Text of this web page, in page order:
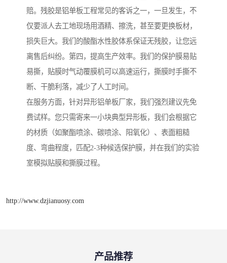
赔。残胶是铝单板工程常见的客诉之一，一旦发生，不
仅要派人去工地现场用酒精、擦洗，甚至要更换板材，
损失巨大。我们的酸酯水性胶体系保证无残胶，让您远
离售后纠纷。第四，提高生产效率。我们的保护膜易贴
易撕，贴膜时气动覆膜机可以高速运行，撕膜时手撕不
断、干脆利落，减少了人工时间。
在服务方面，针对异形铝单板厂家，我们强烈建议先免
费试样。您只需寄来一小块典型异形板，我们会根据它
的材质（如聚酯喷涂、碳喷涂、阳氧化）、表面粗糙
度、弯曲程度，匹配2-3种候选保护膜，并在我们的实验
室模拟贴膜和撕膜过程。
http://www.dzjianuosy.com
产品推荐